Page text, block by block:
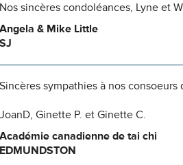
Nos sincères condoléances, Lyne et
Angela & Mike Little
SJ
Sincères sympathies à nos
JoanD, Ginette P. et Ginette C.
Académie canadienne de tai chi
EDMUNDSTON